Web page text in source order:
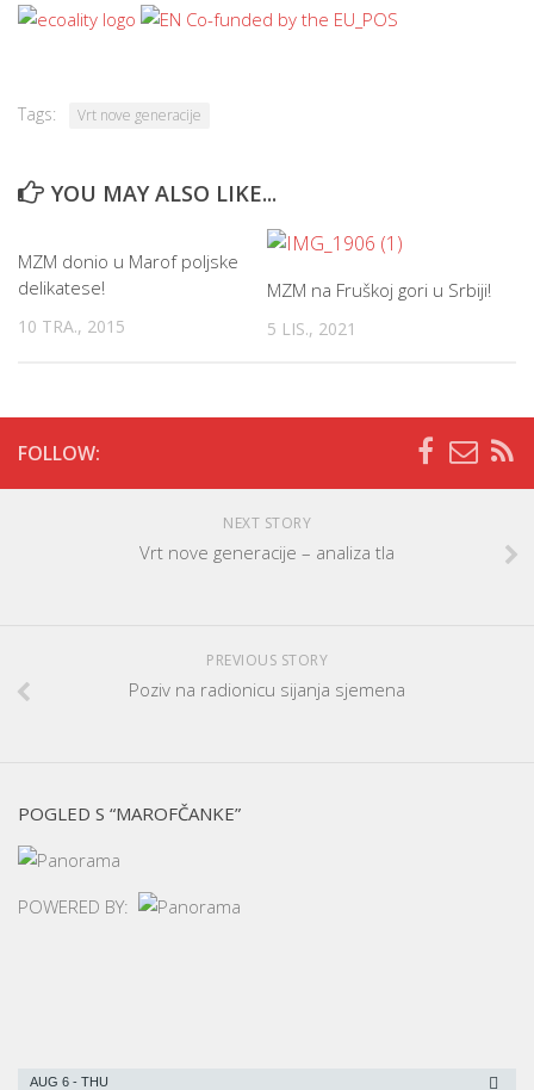
Tags: Vrt nove generacije
YOU MAY ALSO LIKE...
MZM donio u Marof poljske
delikatese!
10 TRA., 2015
MZM na Fruškoj gori u Srbiji!
5 LIS., 2021
FOLLOW:
NEXT STORY
Vrt nove generacije – analiza tla
PREVIOUS STORY
Poziv na radionicu sijanja sjemena
POGLED S “MAROFČANKE”
POWERED BY:
AUG 6 - THU